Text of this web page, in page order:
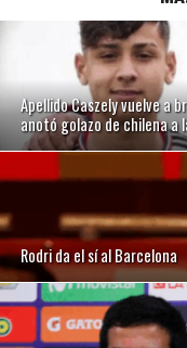
Apellido Caszely vuelve a
anotó golazo de chilena a
Rodri da el sí al Barcelona